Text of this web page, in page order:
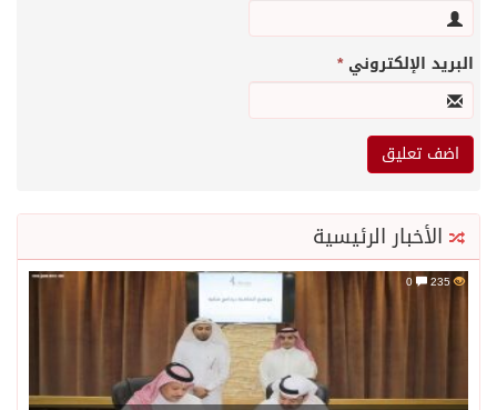
البريد الإلكتروني*
الأخبار الرئيسية
235